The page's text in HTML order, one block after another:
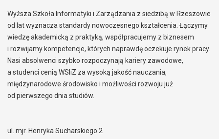
Wyższa Szkoła Informatyki i Zarządzania z siedzibą w Rzeszowie
od lat wyznacza standardy nowoczesnego kształcenia. Łączymy
wiedzę akademicką z praktyką, współpracujemy z biznesem
i rozwijamy kompetencje, których naprawdę oczekuje rynek pracy.
Nasi absolwenci szybko rozpoczynają kariery zawodowe,
a studenci cenią WSIiZ za wysoką jakość nauczania,
międzynarodowe środowisko i możliwości rozwoju już
od pierwszego dnia studiów.
ul. mjr. Henryka Sucharskiego 2